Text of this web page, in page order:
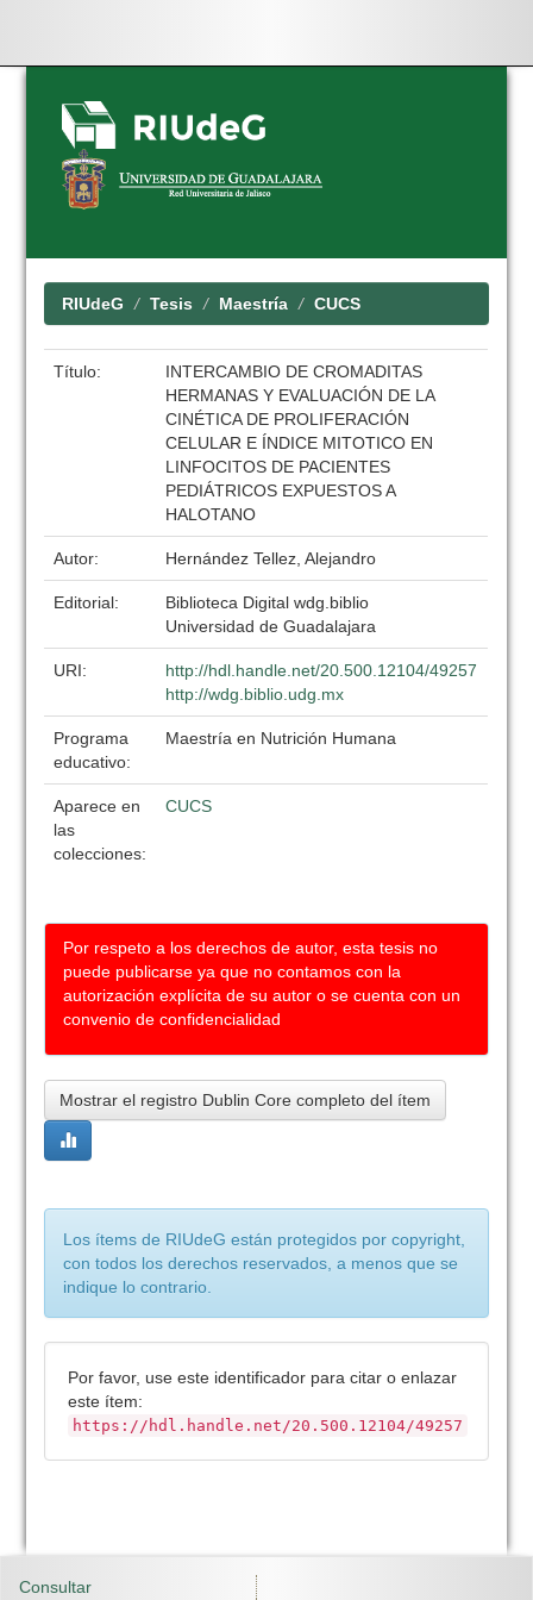
Skip
navigation
RIUdeG Tesis Maestría CUCS
Título:
INTERCAMBIO DE CROMADITAS
HERMANAS Y EVALUACIÓN DE LA
CINÉTICA DE PROLIFERACIÓN
CELULAR E ÍNDICE MITOTICO EN
LINFOCITOS DE PACIENTES
PEDIÁTRICOS EXPUESTOS A
HALOTANO
Autor: Hernández Tellez, Alejandro
Editorial:
Biblioteca Digital wdg.biblio
Universidad de Guadalajara
URI:
http://hdl.handle.net/20.500.12104/49257
http://wdg.biblio.udg.mx
Programa
educativo:
Maestría en Nutrición Humana
Aparece en
las
colecciones:
CUCS
Por respeto a los derechos de autor, esta tesis no
puede publicarse ya que no contamos con la
autorización explícita de su autor o se cuenta con un
convenio de confidencialidad
Mostrar el registro Dublin Core completo del ítem
Los ítems de RIUdeG están protegidos por copyright,
con todos los derechos reservados, a menos que se
indique lo contrario.
Por favor, use este identificador para citar o enlazar
este ítem:
https://hdl.handle.net/20.500.12104/49257
Consultar